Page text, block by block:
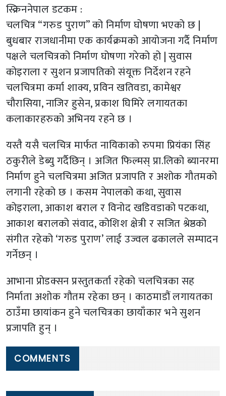
स्क्रिननेपाल डटकम :
चलचित्र “गरुड पुराण” को निर्माण घोषणा भएको छ |
बुधबार राजधानीमा एक कार्यक्रमको आयोजना गर्दै निर्माण
पक्षले चलचित्रको निर्माण घोषणा गरेको हो | सुवास
कोइराला र सुशन प्रजापतिको संयूक्त निर्देशन रहने
चलचित्रमा कर्मा शाक्य, प्रविन खतिवडा, कामेश्वर
चौरासिया, नाजिर हुसेन, प्रकाश घिमिरे लगायतका
कलाकारहरुको अभिनय रहने छ ।
यस्तै यसै चलचित्र मार्फत नायिकाको रुपमा प्रियंका सिंह
ठकुरीले डेब्यु गर्दैछिन् । अजित फिल्मस् प्रा.लिको ब्यानरमा
निर्माण हुने चलचित्रमा अजित प्रजापति र अशोक गौतमको
लगानी रहेको छ । कसम नेपालको कथा, सुवास
कोइराला, आकाश बराल र विनोद खडिवडाको पटकथा,
आकाश बरालको संवाद, कोशिश क्षेत्री र सजित श्रेष्ठको
संगीत रहेको ‘गरुड पुराण’ लाई उज्वल ढकालले सम्पादन
गर्नेछन् ।
आभाना प्रोडक्सन प्रस्तुतकर्ता रहेको चलचित्रका सह
निर्माता अशोक गौतम रहेका छन् । काठमाडौं लगायतका
ठाउँमा छायांकन हुने चलचित्रका छायाँकार भने सुशन
प्रजापति हुन् ।
COMMENTS